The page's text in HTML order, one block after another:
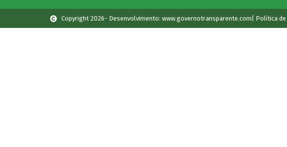
Copyright 2026- Desenvolvimento: www.governotransparente.com | Política